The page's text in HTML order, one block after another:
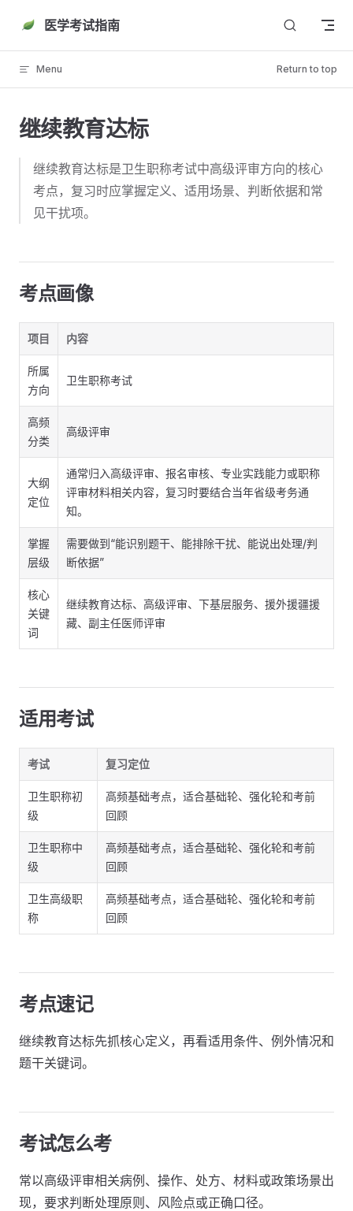
Skip to content
医学考试指南
Menu Return to top
继续教育达标
继续教育达标是卫生职称考试中高级评审方向的核心
考点，复习时应掌握定义、适用场景、判断依据和常
见干扰项。
考点画像
项目 内容
所属
方向
卫生职称考试
高频
分类
高级评审
大纲
定位
通常归入高级评审、报名审核、专业实践能力或职称
评审材料相关内容，复习时要结合当年省级考务通
知。
掌握
层级
需要做到“能识别题干、能排除干扰、能说出处理/判
断依据”
核心
关键
词
继续教育达标、高级评审、下基层服务、援外援疆援
藏、副主任医师评审
适用考试
考试 复习定位
卫生职称初
级
高频基础考点，适合基础轮、强化轮和考前
回顾
卫生职称中
级
高频基础考点，适合基础轮、强化轮和考前
回顾
卫生高级职
称
高频基础考点，适合基础轮、强化轮和考前
回顾
考点速记
继续教育达标先抓核心定义，再看适用条件、例外情况和
题干关键词。
考试怎么考
常以高级评审相关病例、操作、处方、材料或政策场景出
现，要求判断处理原则、风险点或正确口径。